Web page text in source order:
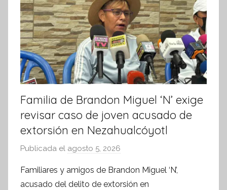
a
t
i
v
a
Familia de Brandon Miguel ‘N’ exige
revisar caso de joven acusado de
extorsión en Nezahualcóyotl
Publicada el agosto 5, 2026
r
S
Familiares y amigos de Brandon Miguel ‘N’,
acusado del delito de extorsión en